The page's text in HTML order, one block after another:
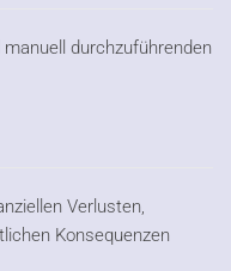
durchzuführenden
Verlusten,
Konsequenzen